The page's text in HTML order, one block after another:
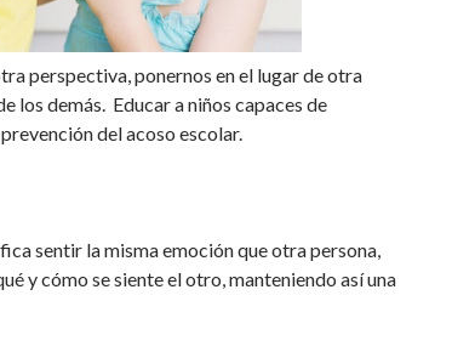
perspectiva, ponernos en el lugar de otra
los demás. Educar a niños capaces de
del acoso escolar.
sentir la misma emoción que otra persona,
y cómo se siente el otro, manteniendo así una